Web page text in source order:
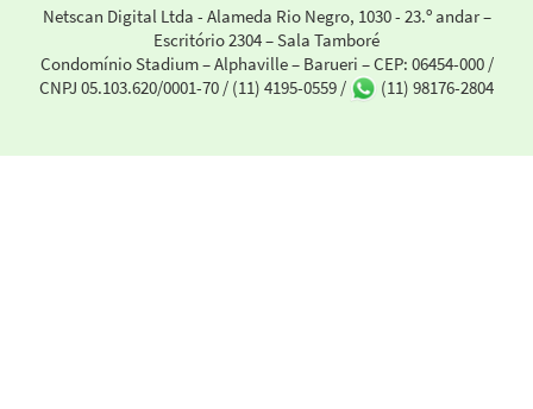
Netscan Digital Ltda - Alameda Rio Negro, 1030 - 23.º andar –
Escritório 2304 – Sala Tamboré
Condomínio Stadium – Alphaville – Barueri – CEP: 06454-000 /
CNPJ 05.103.620/0001-70 / (11) 4195-0559 / (11) 98176-2804